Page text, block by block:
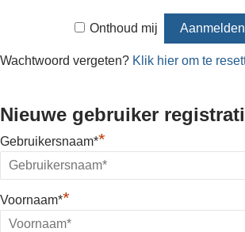
Onthoud mij
Wachtwoord vergeten? Klik hier om te
Nieuwe gebruiker
Gebruikersnaam**
Voornaam**